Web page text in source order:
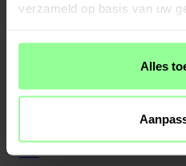
verzameld op basis van uw
Alles
geeft je smartwatch de uitstraling van
- Compleet met
Meer